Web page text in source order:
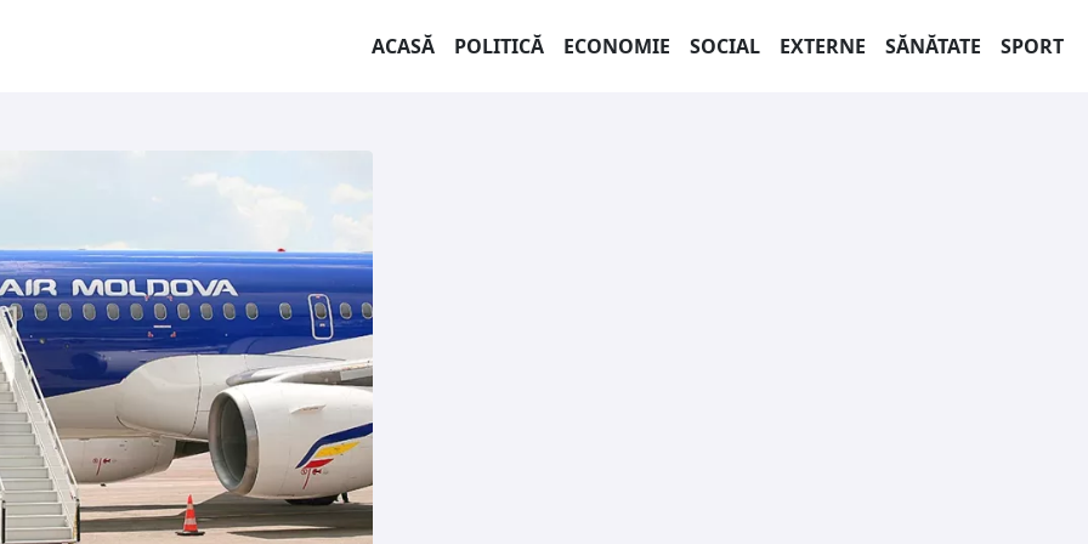
ACASĂ
POLITICĂ ECONOMIE SOCIAL EXTERNE SĂNĂTATE SPORT